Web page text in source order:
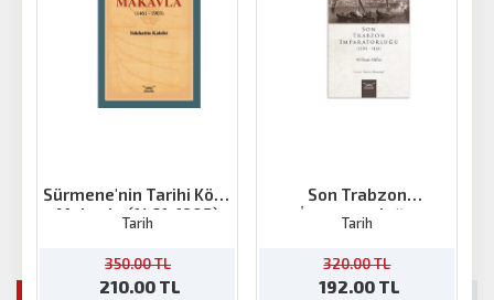
Sürmene'nin Tarihi Köyü
Makavla (1461-1903)
Tarih
350.00 TL
210.00 TL
Son Trabzon
İmparatorluğu
Tarih
320.00 TL
192.00 TL